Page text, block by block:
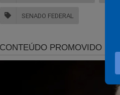
SENADO FEDERAL